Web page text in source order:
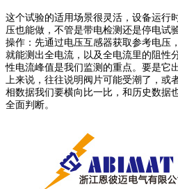
这个试验的适用场景很灵活，设备运行
压也能做，不管是带电检测还是停电试
操作：先通过电压互感器获取参考电压
就能测出全电流，以及全电流里的阻性
性电流峰值是我们监测的重点。要是它
上来说，往往说明阀片可能受潮了，或
相数据我们要横向比一比，和历史数据
全面判断。